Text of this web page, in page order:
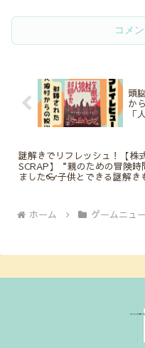
コメ
頭
か
「
謎解きでリフレッシュ！【株
SCRAP】“親のための冒険
ました👓子供とできる謎解き
ホーム ゲームニュ